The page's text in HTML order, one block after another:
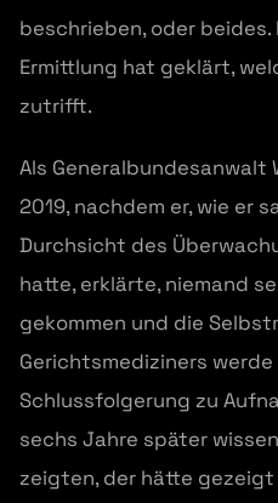
beschrieben, oder
Ermittlung hat geklärt,
zutrifft.
Als Generalbundesanwalt
2019, nachdem er, wie er
Durchsicht des
hatte, erklärte, niemand
gekommen und die
Gerichtsmediziners
Schlussfolgerung zu
sechs Jahre später
zeigten, der hätte gezeigt